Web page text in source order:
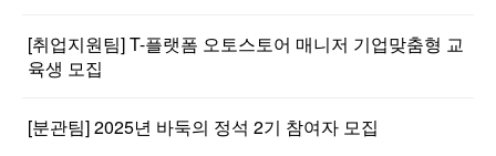
[취업지원팀] T-플랫폼 오토스토어 매니저 기업맞춤형 교
육생 모집
[분관팀] 2025년 바둑의 정석 2기 참여자 모집